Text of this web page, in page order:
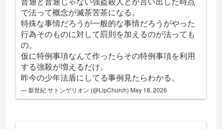
で法って概念が滅茶苦茶になる。
特殊な事情だろうが一般的な事情だろうがやった
行為そのものに対して罰則を加えるのが法っても
の。
仮に特例事項なんて作ったらその特例事項を利用
する強殺が増えるだけ。
昨今の少年法盾にしてる事例見たらわかる。
— 新世紀 サトンゲリオン (@LipChurch) May 18, 2026